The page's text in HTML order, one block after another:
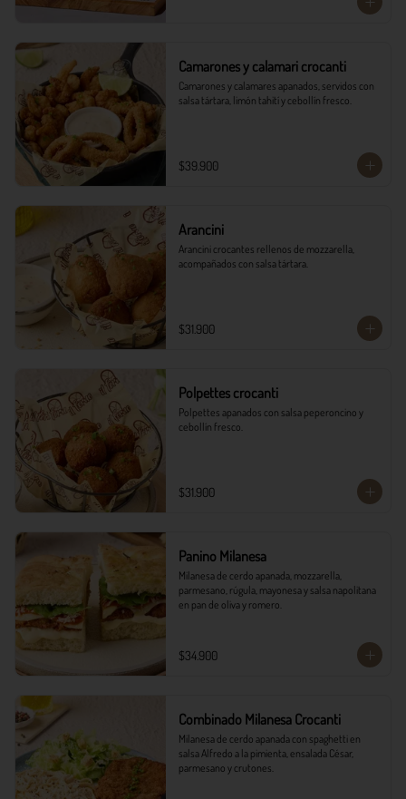
Camarones y calamari crocanti
Camarones y calamares apanados, servidos con
salsa tártara, limón tahití y cebollín fresco.
$39.900
Arancini
Arancini crocantes rellenos de mozzarella,
acompañados con salsa tártara.
$31.900
Polpettes crocanti
Polpettes apanados con salsa peperoncino y
cebollín fresco.
$31.900
Panino Milanesa
Milanesa de cerdo apanada, mozzarella,
parmesano, rúgula, mayonesa y salsa napolitana
en pan de oliva y romero.
$34.900
Combinado Milanesa Crocanti
Milanesa de cerdo apanada con spaghetti en
salsa Alfredo a la pimienta, ensalada César,
parmesano y crutones.